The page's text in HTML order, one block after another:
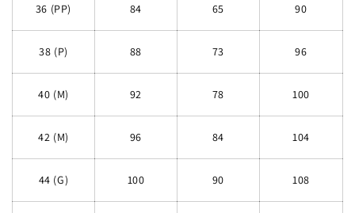
36 (PP) 84 65 90
38 (P) 88 73 96
40 (M) 92 78 100
42 (M) 96 84 104
44 (G) 100 90 108